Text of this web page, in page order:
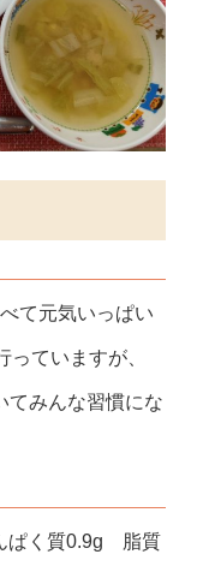
て元気いっぱい
ていますが、
てみんな習慣にな
ぱく質0.9g 脂質